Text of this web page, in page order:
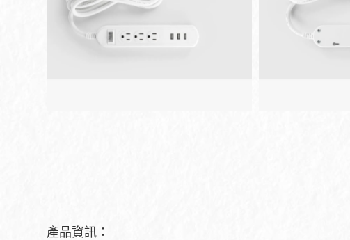
產品資訊：